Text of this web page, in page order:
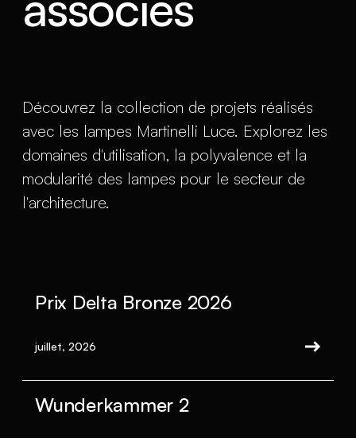
Découvrez la collection de projets réalisés
avec les lampes Martinelli Luce. Explorez les
domaines d'utilisation, la polyvalence et la
modularité des lampes pour le secteur de
l'architecture.
Prix Delta Bronze 2026
juillet, 2026
Wunderkammer 2